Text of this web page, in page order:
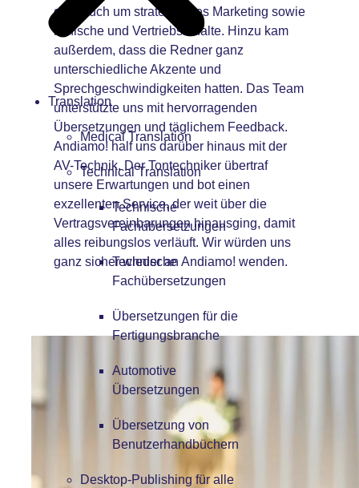
Translation
Medical Translation
Technical Translation
Technische
Fachübersetzungen
Technische
Fachübersetzungen
Übersetzungen für die
Fertigungsbranche
Automotive
Übersetzungen
Übersetzung von
Benutzerhandbüchern
Desktop-Publishing für alle
ging auch um strategisches Marketing sowie
klinische und Vertriebsinhalte. Hinzu kam
außerdem, dass die Redner ganz
unterschiedliche Akzente und
Sprechgeschwindigkeiten hatten. Das Team
unterstützte uns mit hervorragenden
Übersetzungen und täglichem Feedback.
Andiamo! half uns darüber hinaus mit der
AV-Technik. Der Tontechniker übertraf
unsere Erwartungen und bot einen
exzellenten Service, der weit über die
Vertragsvereinbarungen hinausging, damit
alles reibungslos verläuft. Wir würden uns
ganz sicher wieder an Andiamo! wenden.